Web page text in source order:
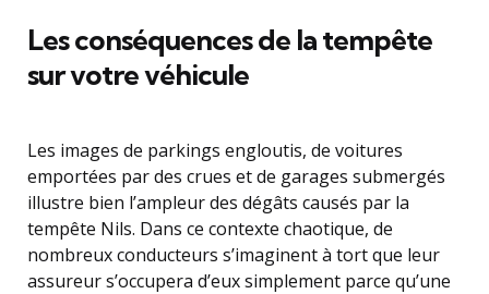
Les conséquences de la tempête
sur votre véhicule
Les images de parkings engloutis, de voitures
emportées par des crues et de garages submergés
illustre bien l’ampleur des dégâts causés par la
tempête Nils. Dans ce contexte chaotique, de
nombreux conducteurs s’imaginent à tort que leur
assureur s’occupera d’eux simplement parce qu’une